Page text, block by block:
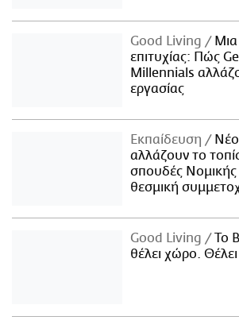
Good Living
Μια
επιτυχίας: Πώς
Millennials
εργασίας
Εκπαίδευση
αλλάζουν το
σπουδές
θεσμική
Good Living
Το
θέλει χώρο.